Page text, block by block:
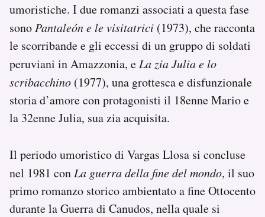
umoristiche. I due romanzi associati a questa fase
sono Pantaleón e le visitatrici (1973), che racconta
le scorribande e gli eccessi di un gruppo di soldati
peruviani in Amazzonia, e La zia Julia e lo
scribacchino (1977), una grottesca e disfunzionale
storia d’amore con protagonisti il 18enne Mario e
la 32enne Julia, sua zia acquisita.
Il periodo umoristico di Vargas Llosa si concluse
nel 1981 con La guerra della fine del mondo, il suo
primo romanzo storico ambientato a fine Ottocento
durante la Guerra di Canudos, nella quale si